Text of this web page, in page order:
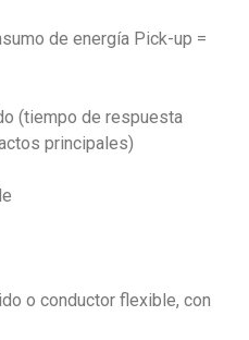
de energía Pick-up =
(tiempo de respuesta
principales)
o conductor flexible, con